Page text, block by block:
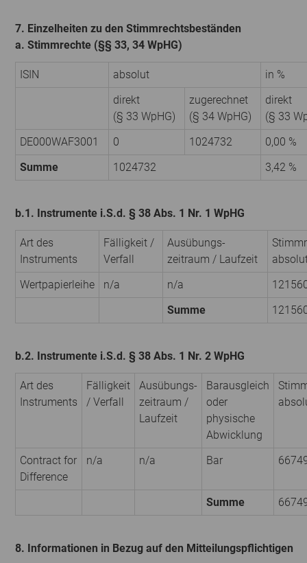
7. Einzelheiten zu den Stimmrechtsbeständen
a. Stimmrechte (§§ 33, 34 WpHG)
ISIN absolut
in %
direkt
(§ 33 WpHG)
zugerechnet
(§ 34 WpHG)
direkt
(§ 33
DE000WAF3001
0 1024732
0,00 %
Summe
1024732 3,42 %
b.1. Instrumente i.S.d. § 38 Abs. 1 Nr. 1 WpHG
Art des
Instruments
Fälligkeit /
Verfall
Ausübungs­
zeitraum / Laufzeit
Wertpapierleihe
n/a n/a
Summe
b.2. Instrumente i.S.d. § 38 Abs. 1 Nr. 2 WpHG
Art des
Instruments
Fälligkeit
/ Verfall
Ausübungs­
zeitraum /
Laufzeit
Barausgleich
oder
physische
Abwicklung
Contract for
Difference
n/a n/a Bar
Summe
8. Informationen in Bezug auf den Mitteilungspflichtigen